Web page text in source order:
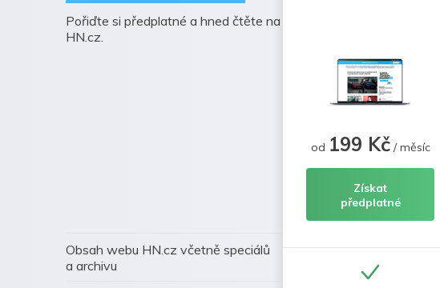
Pořiďte si předplatné a hned čtěte na
HN.cz.
Obsah webu HN.cz včetně speciálů
a archivu
od 199 Kč/ měsíc
Získat
předplatné